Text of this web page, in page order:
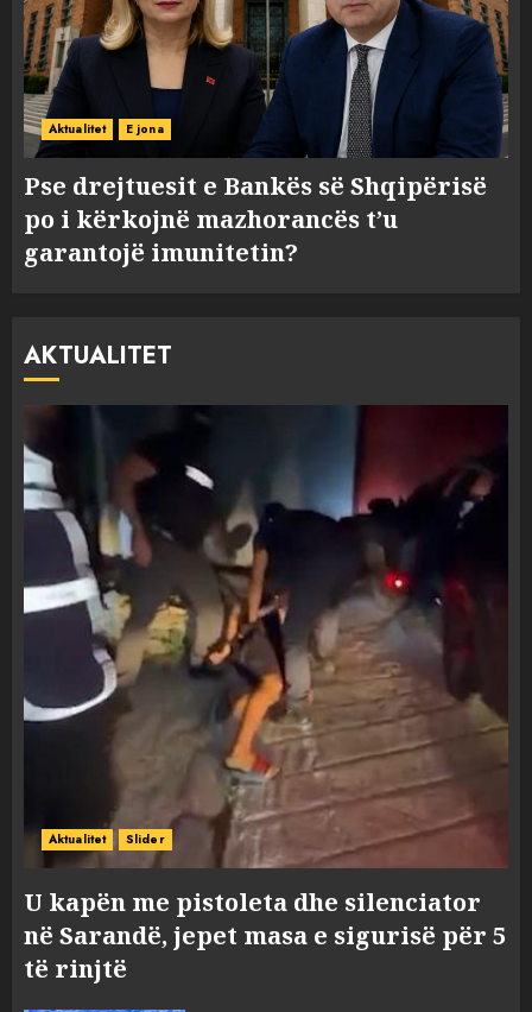
Aktualitet E jona
Pse drejtuesit e Bankës së Shqipërisë
po i kërkojnë mazhorancës t’u
garantojë imunitetin?
AKTUALITET
Aktualitet Slider
U kapën me pistoleta dhe silenciator
në Sarandë, jepet masa e sigurisë për 5
të rinjtë